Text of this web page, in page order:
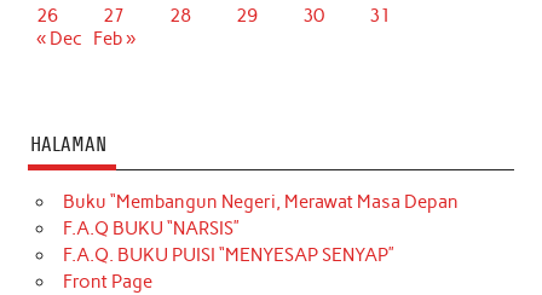
26
27 28 29 30
31
« Dec
Feb »
HALAMAN
Buku “Membangun Negeri, Merawat Masa Depan
F.A.Q BUKU “NARSIS”
F.A.Q. BUKU PUISI “MENYESAP SENYAP”
Front Page